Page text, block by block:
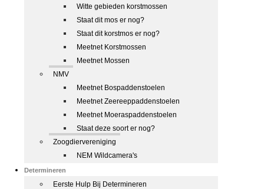
Witte gebieden korstmossen
Staat dit mos er nog?
Staat dit korstmos er nog?
Meetnet Korstmossen
Meetnet Mossen
NMV
Meetnet Bospaddenstoelen
Meetnet Zeereeppaddenstoelen
Meetnet Moeraspaddenstoelen
Staat deze soort er nog?
Zoogdiervereniging
NEM Wildcamera's
Determineren
Eerste Hulp Bij Determineren